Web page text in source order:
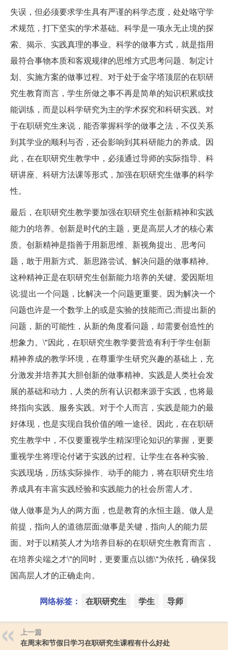
失误，但必须要求学生具有严谨的科学态度，处处咯守学
术规范，打下坚实的学术基础。科学是一项永无止境的探
索、揭示、实践真理的事业。科学的做事方式，就是指用
最符合事物本质和客观规律的思维方式思考问题、制定计
划、实施方案的做事过程。对于处于金字塔顶层的在职研
究生教育而言，学生所做之事不再是简单的知识积累或技
能训练，而是以科学研究为主的学术探究和科研实践。对
于在职研究生来说，能否掌握科学的做事之法，不仅关系
到其学业的顺利与否，还会影响到其科研能力的养成。因
此，在在职研究生教学中，必须通过导师的实际指导、科
研讲座、科研方法课等形式，加强在职研究生做事的科学
性。
最后，在职研究生教学要加强在职研究生创新精神和实践
能力的培养。创新是时代的主题，更是高层人才的核心素
质。创新精神是指善于用新思维、新视角提出、思考问
题，敢于用新方式、新思路尝试、解决问题的做事精神。
这种精神正是在职研究生创新能力培养的关键。爱因斯坦
说:提出一个问题，比解决一个问题更重要。因为解决一个
问题也许是一个数学上的或是实验的技能而己;而提出新的
问题，新的可能性，从新的角度看问题，却需要创造性的
想象力。\"因此，在职研究生教学要营造有利于学生创新
精神养成的教学环境，在尊重学生研究兴趣的基础上，充
分激发并培养其大胆创新的做事精神。实践是人类社会发
展的基础和动力，人类的所有认识都来源于实践，也将最
终指向实践、服务实践。对于个人而言，实践是能力的最
好体现，也是实现自我价值的唯一途径。因此，在在职研
究生教学中，不仅要重视学生精深理论知识的掌握，更要
重视学生将理论付诸于实践的过程。让学生在各种实验、
实践现场，历练实际操作、动手的能力，将在职研究生培
养成具有丰富实践经验和实践能力的社会所需人才。
做人做事是为人的两方面，也是教育的永恒主题。做人是
前提，指向人的道德层面;做事是关键，指向人的能力层
面。对于以精英人才为培养目标的在职研究生教育而言，
在培养尖端之才\"的同时，更要重点以德\"为依托，确保我
国高层人才的正确走向。
网络标签： 在职研究生 学生 导师
上一篇
在周末和节假日学习在职研究生课程有什么好处